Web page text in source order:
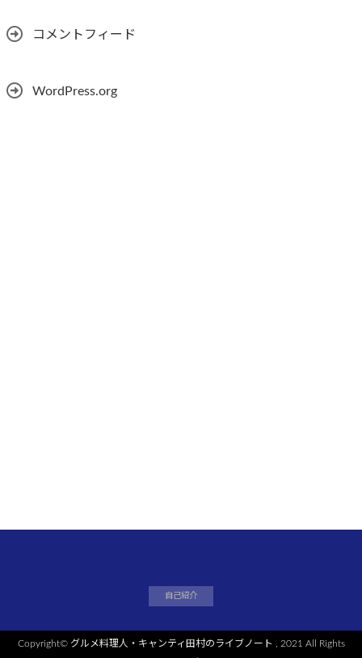
コメントフィード
WordPress.org
自己紹介
Copyright© グルメ料理人・キャンティ田村のライブノート
, 2021 All Rights